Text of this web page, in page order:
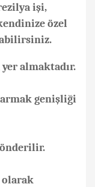
işi,
özel
almaktadır.
genişliği
olarak